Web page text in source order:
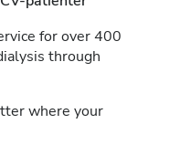
for over 400
through
where your